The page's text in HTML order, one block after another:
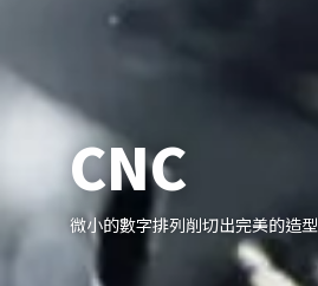
CNC
微小的數字排列削切出完美的造型